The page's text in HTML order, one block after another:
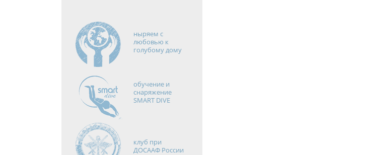
ныряем с
любовью к
голубому дому
обучение и
снаряжение
SMART DIVE
клуб при
ДОСААФ России